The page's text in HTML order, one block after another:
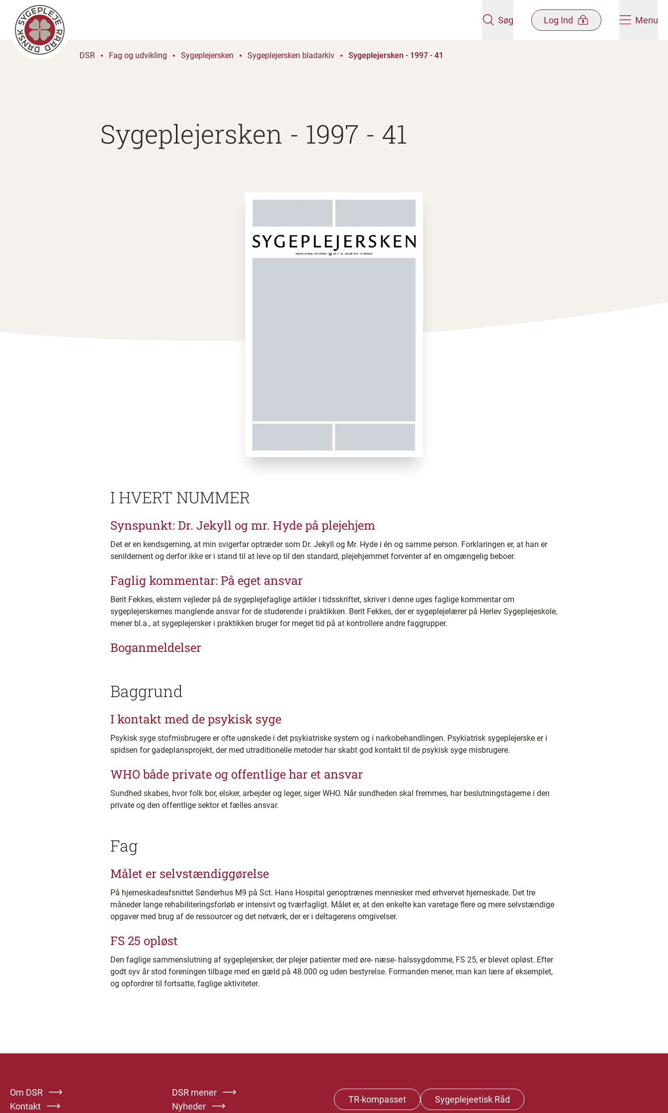
Søg Log Ind Menu
DSR Fag og udvikling Sygeplejersken Sygeplejersken bladarkiv Sygeplejersken - 1997 - 41
Sygeplejersken - 1997 - 41
I HVERT NUMMER
Synspunkt: Dr. Jekyll og mr. Hyde på plejehjem
Det er en kendsgerning, at min svigerfar optræder som Dr. Jekyll og Mr. Hyde i én og samme person. Forklaringen er, at han er
senildement og derfor ikke er i stand til at leve op til den standard, plejehjemmet forventer af en omgængelig beboer.
Faglig kommentar: På eget ansvar
Berit Fekkes, ekstern vejleder på de sygeplejefaglige artikler i tidsskriftet, skriver i denne uges faglige kommentar om
sygeplejerskernes manglende ansvar for de studerende i praktikken. Berit Fekkes, der er sygeplejelærer på Herlev Sygeplejeskole,
mener bl.a., at sygeplejersker i praktikken bruger for meget tid på at kontrollere andre faggrupper.
Boganmeldelser
Baggrund
I kontakt med de psykisk syge
Psykisk syge stofmisbrugere er ofte uønskede i det psykiatriske system og i narkobehandlingen. Psykiatrisk sygeplejerske er i
spidsen for gadeplansprojekt, der med utraditionelle metoder har skabt god kontakt til de psykisk syge misbrugere.
WHO både private og offentlige har et ansvar
Sundhed skabes, hvor folk bor, elsker, arbejder og leger, siger WHO. Når sundheden skal fremmes, har beslutningstagerne i den
private og den offentlige sektor et fælles ansvar.
Fag
Målet er selvstændiggørelse
På hjerneskadeafsnittet Sønderhus M9 på Sct. Hans Hospital genoptrænes mennesker med erhvervet hjerneskade. Det tre
måneder lange rehabiliteringsforløb er intensivt og tværfagligt. Målet er, at den enkelte kan varetage flere og mere selvstændige
opgaver med brug af de ressourcer og det netværk, der er i deltagerens omgivelser.
FS 25 opløst
Den faglige sammenslutning af sygeplejersker, der plejer patienter med øre- næse- halssygdomme, FS 25, er blevet opløst. Efter
godt syv år stod foreningen tilbage med en gæld på 48.000 og uden bestyrelse. Formanden mener, man kan lære af eksemplet,
og opfordrer til fortsatte, faglige aktiviteter.
Om DSR
DSR mener
Kontakt
Nyheder
TR-kompasset Sygeplejeetisk Råd